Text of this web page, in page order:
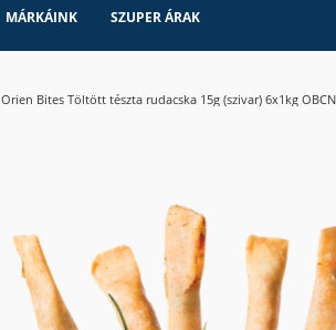
MÁRKÁINK SZUPER ÁRAK
Orien Bites Töltött tészta rudacska 15g (szivar) 6x1kg